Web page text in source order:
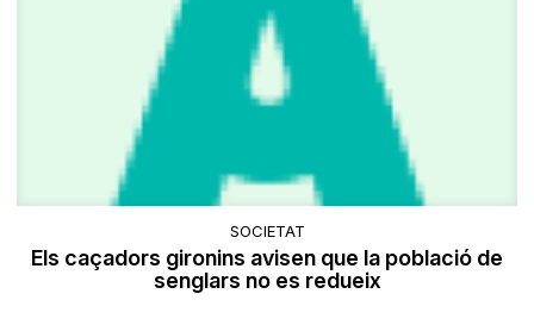
SOCIETAT
Els caçadors gironins avisen que la població de
senglars no es redueix